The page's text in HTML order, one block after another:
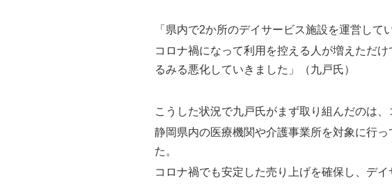
「県内で2か所のデイサービス施設を運営して
コロナ禍になって利用を控える人が増えただ
るみる悪化していきました」（九戸氏）
こうした状況で九戸氏がまず取り組んだのは
静岡県内の医療機関や介護事業所を対象に行
た。
コロナ禍でも安定した売り上げを確保し、デ